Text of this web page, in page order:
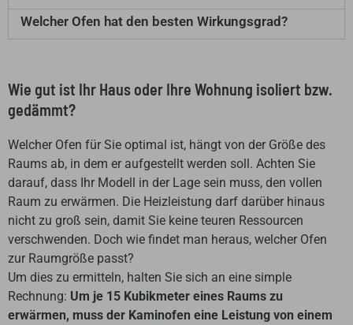
Welcher Ofen hat den besten Wirkungsgrad?
Wie gut ist Ihr Haus oder Ihre Wohnung isoliert bzw.
gedämmt?
Welcher Ofen für Sie optimal ist, hängt von der Größe des
Raums ab, in dem er aufgestellt werden soll. Achten Sie
darauf, dass Ihr Modell in der Lage sein muss, den vollen
Raum zu erwärmen. Die Heizleistung darf darüber hinaus
nicht zu groß sein, damit Sie keine teuren Ressourcen
verschwenden. Doch wie findet man heraus, welcher Ofen
zur Raumgröße passt?
Um dies zu ermitteln, halten Sie sich an eine simple
Rechnung: Um je 15 Kubikmeter eines Raums zu
erwärmen, muss der Kaminofen eine Leistung von einem